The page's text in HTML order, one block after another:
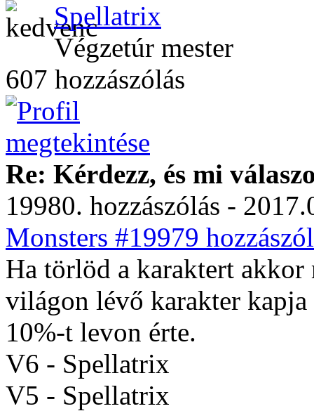
Spellatrix
Végzetúr mester
607 hozzászólás
Re: Kérdezz, és mi
19980. hozzászólás -
Monsters #19979
Ha törlöd a karaktert
világon lévő karakter
10%-t levon érte.
V6 - Spellatrix
V5 - Spellatrix